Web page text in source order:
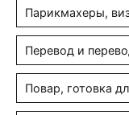
Парикмахеры,
Перевод и
Повар, готовка